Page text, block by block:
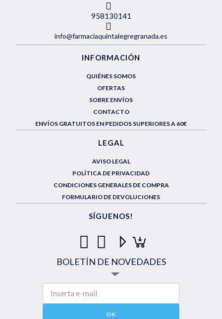
958130141
info@farmaciaquintalegregranada.es
INFORMACIÓN
QUIÉNES SOMOS
OFERTAS
SOBRE ENVÍOS
CONTACTO
ENVÍOS GRATUITOS EN PEDIDOS SUPERIORES A 60€
LEGAL
AVISO LEGAL
POLÍTICA DE PRIVACIDAD
CONDICIONES GENERALES DE COMPRA
FORMULARIO DE DEVOLUCIONES
SÍGUENOS!
BOLETÍN DE NOVEDADES
OK